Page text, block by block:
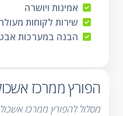
אמינות ויושרה
שירות לקוחות
הבנה במערכות
הפורץ ממרכז
מסלול להפורץ ממרכז אשכול